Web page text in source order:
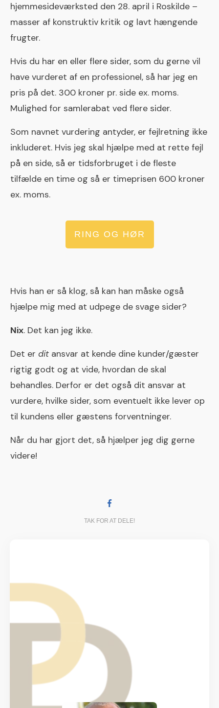
hjemmesideværksted den 28. april i Roskilde –
masser af konstruktiv kritik og lavt hængende
frugter.
Hvis du har en eller flere sider, som du gerne vil
have vurderet af en professionel, så har jeg en
pris på det. 300 kroner pr. side ex. moms.
Mulighed for samlerabat ved flere sider.
Som navnet vurdering antyder, er fejlretning ikke
inkluderet. Hvis jeg skal hjælpe med at rette fejl
på en side, så er tidsforbruget i de fleste
tilfælde en time og så er timeprisen 600 kroner
ex. moms.
RING OG HØR
Hvis han er så klog, så kan han måske også
hjælpe mig med at udpege de svage sider?
Nix. Det kan jeg ikke.
Det er dit ansvar at kende dine kunder/gæster
rigtig godt og at vide, hvordan de skal
behandles. Derfor er det også dit ansvar at
vurdere, hvilke sider, som eventuelt ikke lever op
til kundens eller gæstens forventninger.
Når du har gjort det, så hjælper jeg dig gerne
videre!
TAK FOR AT DELE!